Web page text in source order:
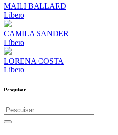
MAILI BALLARD
Líbero
CAMILA SANDER
Líbero
LORENA COSTA
Líbero
Pesquisar